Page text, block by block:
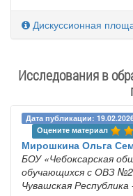
Дискуссионная
Исследования в
Дата публикации:
Оцените материал
Мирошкина Ольга
БОУ «Чебоксарская
обучающихся с ОВЗ
Чувашская